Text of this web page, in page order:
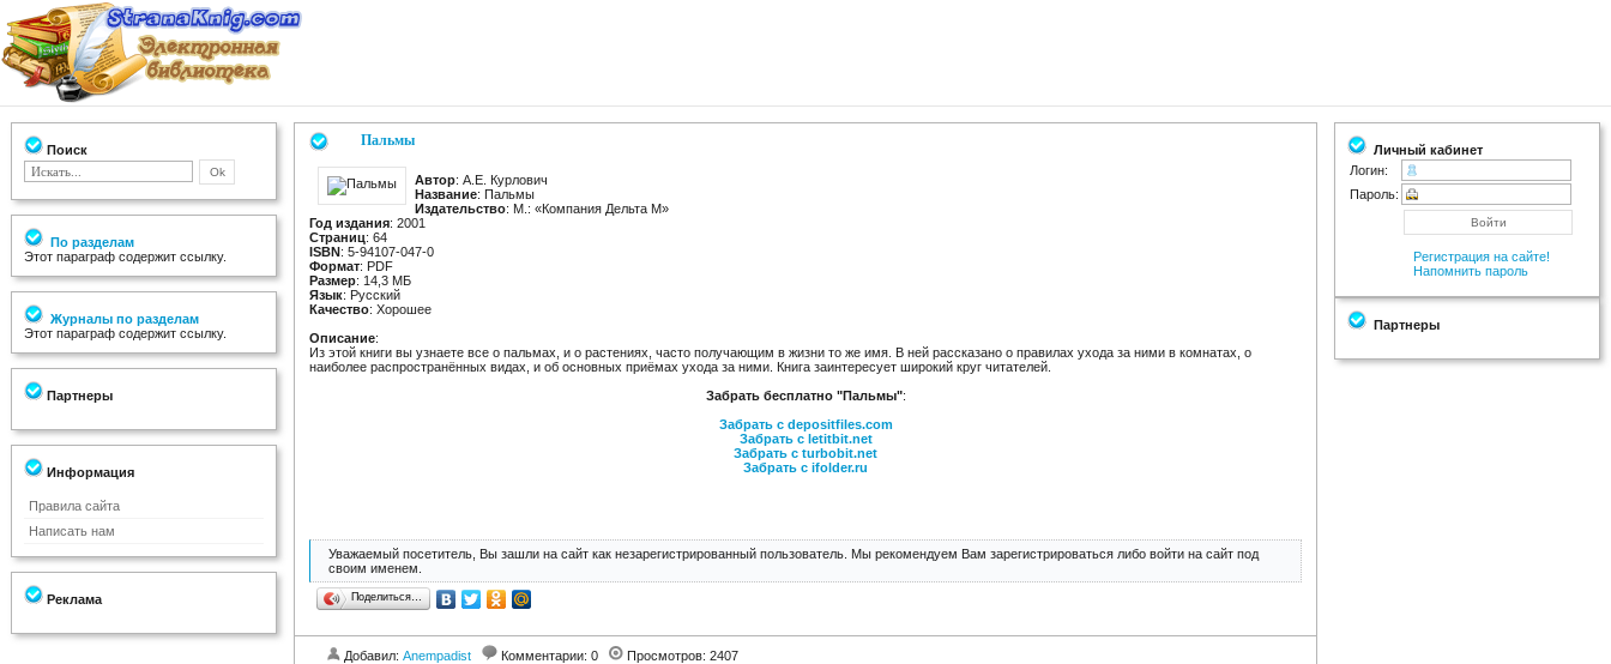
Поиск
По разделам
Этот параграф содержит ссылку.
Журналы по разделам
Этот параграф содержит ссылку.
Партнеры
Информация
Правила сайта
Написать нам
Реклама
Пальмы
Автор: А.Е. Курлович
Название: Пальмы
Издательство: М.: «Компания Дельта М»
Год издания: 2001
Страниц: 64
ISBN: 5-94107-047-0
Формат: PDF
Размер: 14,3 МБ
Язык: Русский
Качество: Хорошее
Описание:
Из этой книги вы узнаете все о пальмах, и о растениях, часто получающим в жизни то же имя. В ней рассказано о правилах ухода за ними в комнатах, о
наиболее распространённых видах, и об основных приёмах ухода за ними. Книга заинтересует широкий круг читателей.
Забрать бесплатно "Пальмы":
Забрать с depositfiles.com
Забрать с letitbit.net
Забрать с turbobit.net
Забрать с ifolder.ru
Уважаемый посетитель, Вы зашли на сайт как незарегистрированный пользователь. Мы рекомендуем Вам зарегистрироваться либо войти на сайт под
своим именем.
Поделиться…
Добавил: Anempadist Комментарии: 0 Просмотров: 2407
Личный кабинет
Логин:
Пароль:
Регистрация на сайте!
Напомнить пароль
Партнеры